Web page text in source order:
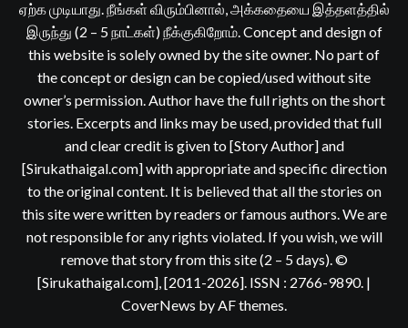
ஏற்க முடியாது. நீங்கள் விரும்பினால், அக்கதையை இத்தளத்தில்
இருந்து (2 – 5 நாட்கள்) நீக்குகிறோம். Concept and design of
this website is solely owned by the site owner. No part of
the concept or design can be copied/used without site
owner’s permission. Author have the full rights on the short
stories. Excerpts and links may be used, provided that full
and clear credit is given to [Story Author] and
[Sirukathaigal.com] with appropriate and specific direction
to the original content. It is believed that all the stories on
this site were written by readers or famous authors. We are
not responsible for any rights violated. If you wish, we will
remove that story from this site (2 – 5 days). ©
[Sirukathaigal.com], [2011-2026]. ISSN : 2766-9890. |
CoverNews by AF themes.